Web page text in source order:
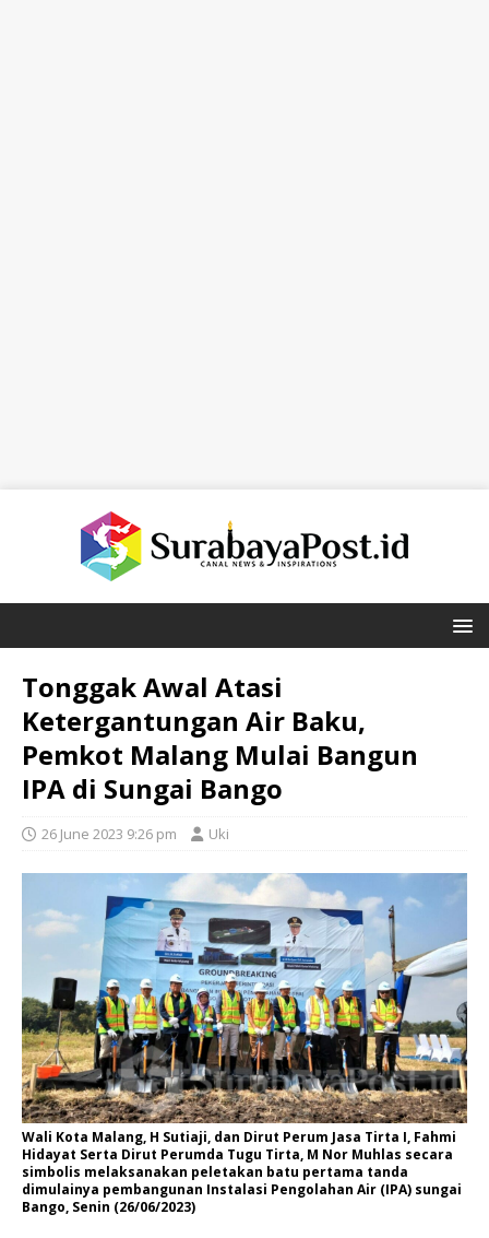
Tonggak Awal Atasi
Ketergantungan Air Baku,
Pemkot Malang Mulai Bangun
IPA di Sungai Bango
26 June 2023 9:26 pm Uki
Wali Kota Malang, H Sutiaji, dan Dirut Perum Jasa Tirta I, Fahmi
Hidayat Serta Dirut Perumda Tugu Tirta, M Nor Muhlas secara
simbolis melaksanakan peletakan batu pertama tanda
dimulainya pembangunan Instalasi Pengolahan Air (IPA) sungai
Bango, Senin (26/06/2023)